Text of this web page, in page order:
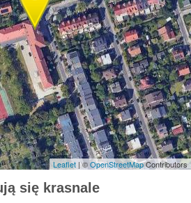
Leaflet | ©OpenStreetMapContributors
się krasnale